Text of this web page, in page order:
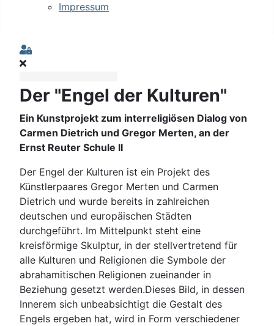
Impressum
Sign In
Der "Engel der Kulturen"
Ein Kunstprojekt zum interreligiösen Dialog von
Carmen Dietrich und Gregor Merten, an der
Ernst Reuter Schule II
Der Engel der Kulturen ist ein Projekt des
Künstlerpaares Gregor Merten und Carmen
Dietrich und wurde bereits in zahlreichen
deutschen und europäischen Städten
durchgeführt. Im Mittelpunkt steht eine
kreisförmige Skulptur, in der stellvertretend für
alle Kulturen und Religionen die Symbole der
abrahamitischen Religionen zueinander in
Beziehung gesetzt werden.Dieses Bild, in dessen
Innerem sich unbeabsichtigt die Gestalt des
Engels ergeben hat, wird in Form verschiedener